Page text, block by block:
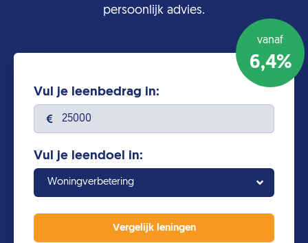
persoonlijk advies.
Vul je leenbedrag in:
Vul je leendoel in:
Woningverbetering
vanaf
6,4%